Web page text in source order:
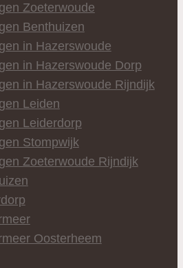
Zoeterwoude
Benthuizen
in Hazerswoude
in Hazerswoude Dorp
in Hazerswoude Rijndijk
Leiden
Leiderdorp
Stompwijk
Zoeterwoude Rijndijk
Oosterheem